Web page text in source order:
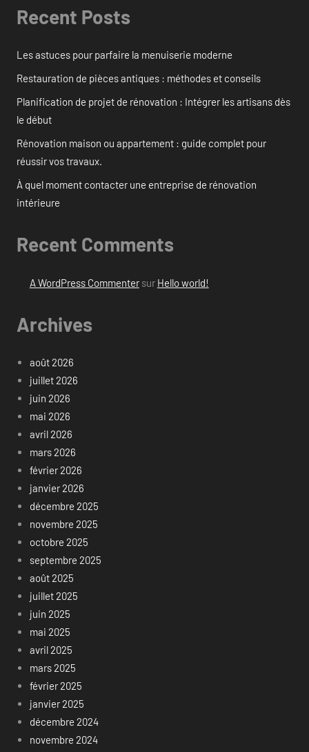
Recent Posts
Les astuces pour parfaire la menuiserie moderne
Restauration de pièces antiques : méthodes et conseils
Planification de projet de rénovation : Intégrer les artisans dès
le début
Rénovation maison ou appartement : guide complet pour
réussir vos travaux.
À quel moment contacter une entreprise de rénovation
intérieure
Recent Comments
A WordPress Commentersur Hello world!
Archives
août 2026
juillet 2026
juin 2026
mai 2026
avril 2026
mars 2026
février 2026
janvier 2026
décembre 2025
novembre 2025
octobre 2025
septembre 2025
août 2025
juillet 2025
juin 2025
mai 2025
avril 2025
mars 2025
février 2025
janvier 2025
décembre 2024
novembre 2024